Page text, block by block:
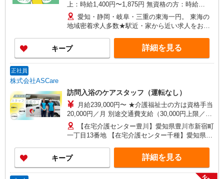
上：時給1,400円〜1,875円 無資格の方：時給
1,300円〜1,750円 ※給与幅は勤務先による +交通
費、諸手当（勤務先による） +0円で介護資格が取
れる （別途規定） ★給与日払い制度あり！
愛知・静岡・岐阜・三重の東海一円。 東海の
地域密着求人多数★駅近・家から近い求人をお探
キープ 詳細を見る
正社員
株式会社ASCare
訪問入浴のケアスタッフ（運転なし）
月給239,000円〜 ★介護福祉士の方は資格手当
20,000円／月 別途交通費支給（30,000円上限／
月） 別途残業手当（月平均残業時間15時間）残業
代全額支給
【在宅介護センター豊川】愛知県豊川市新宿町
一丁目13番地 【在宅介護センター千種】愛知県名
池下2D 【在宅介護センター尾張旭】愛知県尾張旭
市瀬戸川町一丁目202番地 【在宅介護センター岡
崎】愛知県岡崎市羽根東町二丁目8番地3 第
キープ 詳細を見る